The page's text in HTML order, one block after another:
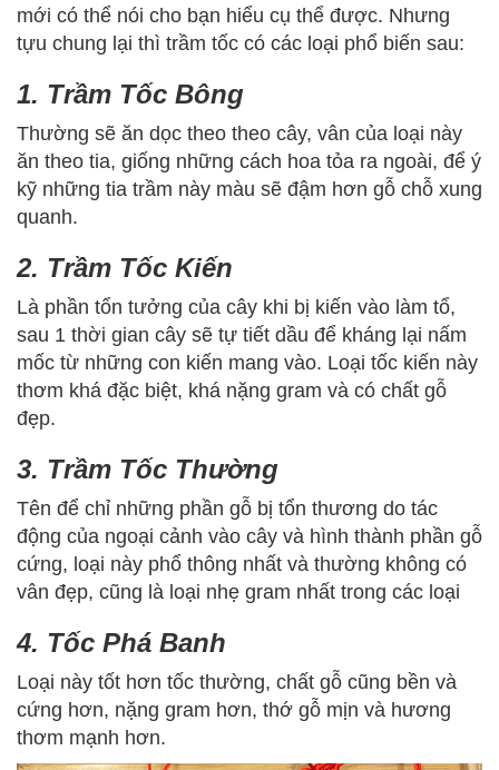
mới có thể nói cho bạn hiểu cụ thể được. Nhưng
tựu chung lại thì trầm tốc có các loại phổ biến sau:
1. Trầm Tốc Bông
Thường sẽ ăn dọc theo theo cây, vân của loại này
ăn theo tia, giống những cách hoa tỏa ra ngoài, để ý
kỹ những tia trầm này màu sẽ đậm hơn gỗ chỗ xung
quanh.
2. Trầm Tốc Kiến
Là phần tổn tưởng của cây khi bị kiến vào làm tổ,
sau 1 thời gian cây sẽ tự tiết dầu để kháng lại nấm
mốc từ những con kiến mang vào. Loại tốc kiến này
thơm khá đặc biệt, khá nặng gram và có chất gỗ
đẹp.
3. Trầm Tốc Thường
Tên để chỉ những phần gỗ bị tổn thương do tác
động của ngoại cảnh vào cây và hình thành phần gỗ
cứng, loại này phổ thông nhất và thường không có
vân đẹp, cũng là loại nhẹ gram nhất trong các loại
4. Tốc Phá Banh
Loại này tốt hơn tốc thường, chất gỗ cũng bền và
cứng hơn, nặng gram hơn, thớ gỗ mịn và hương
thơm mạnh hơn.